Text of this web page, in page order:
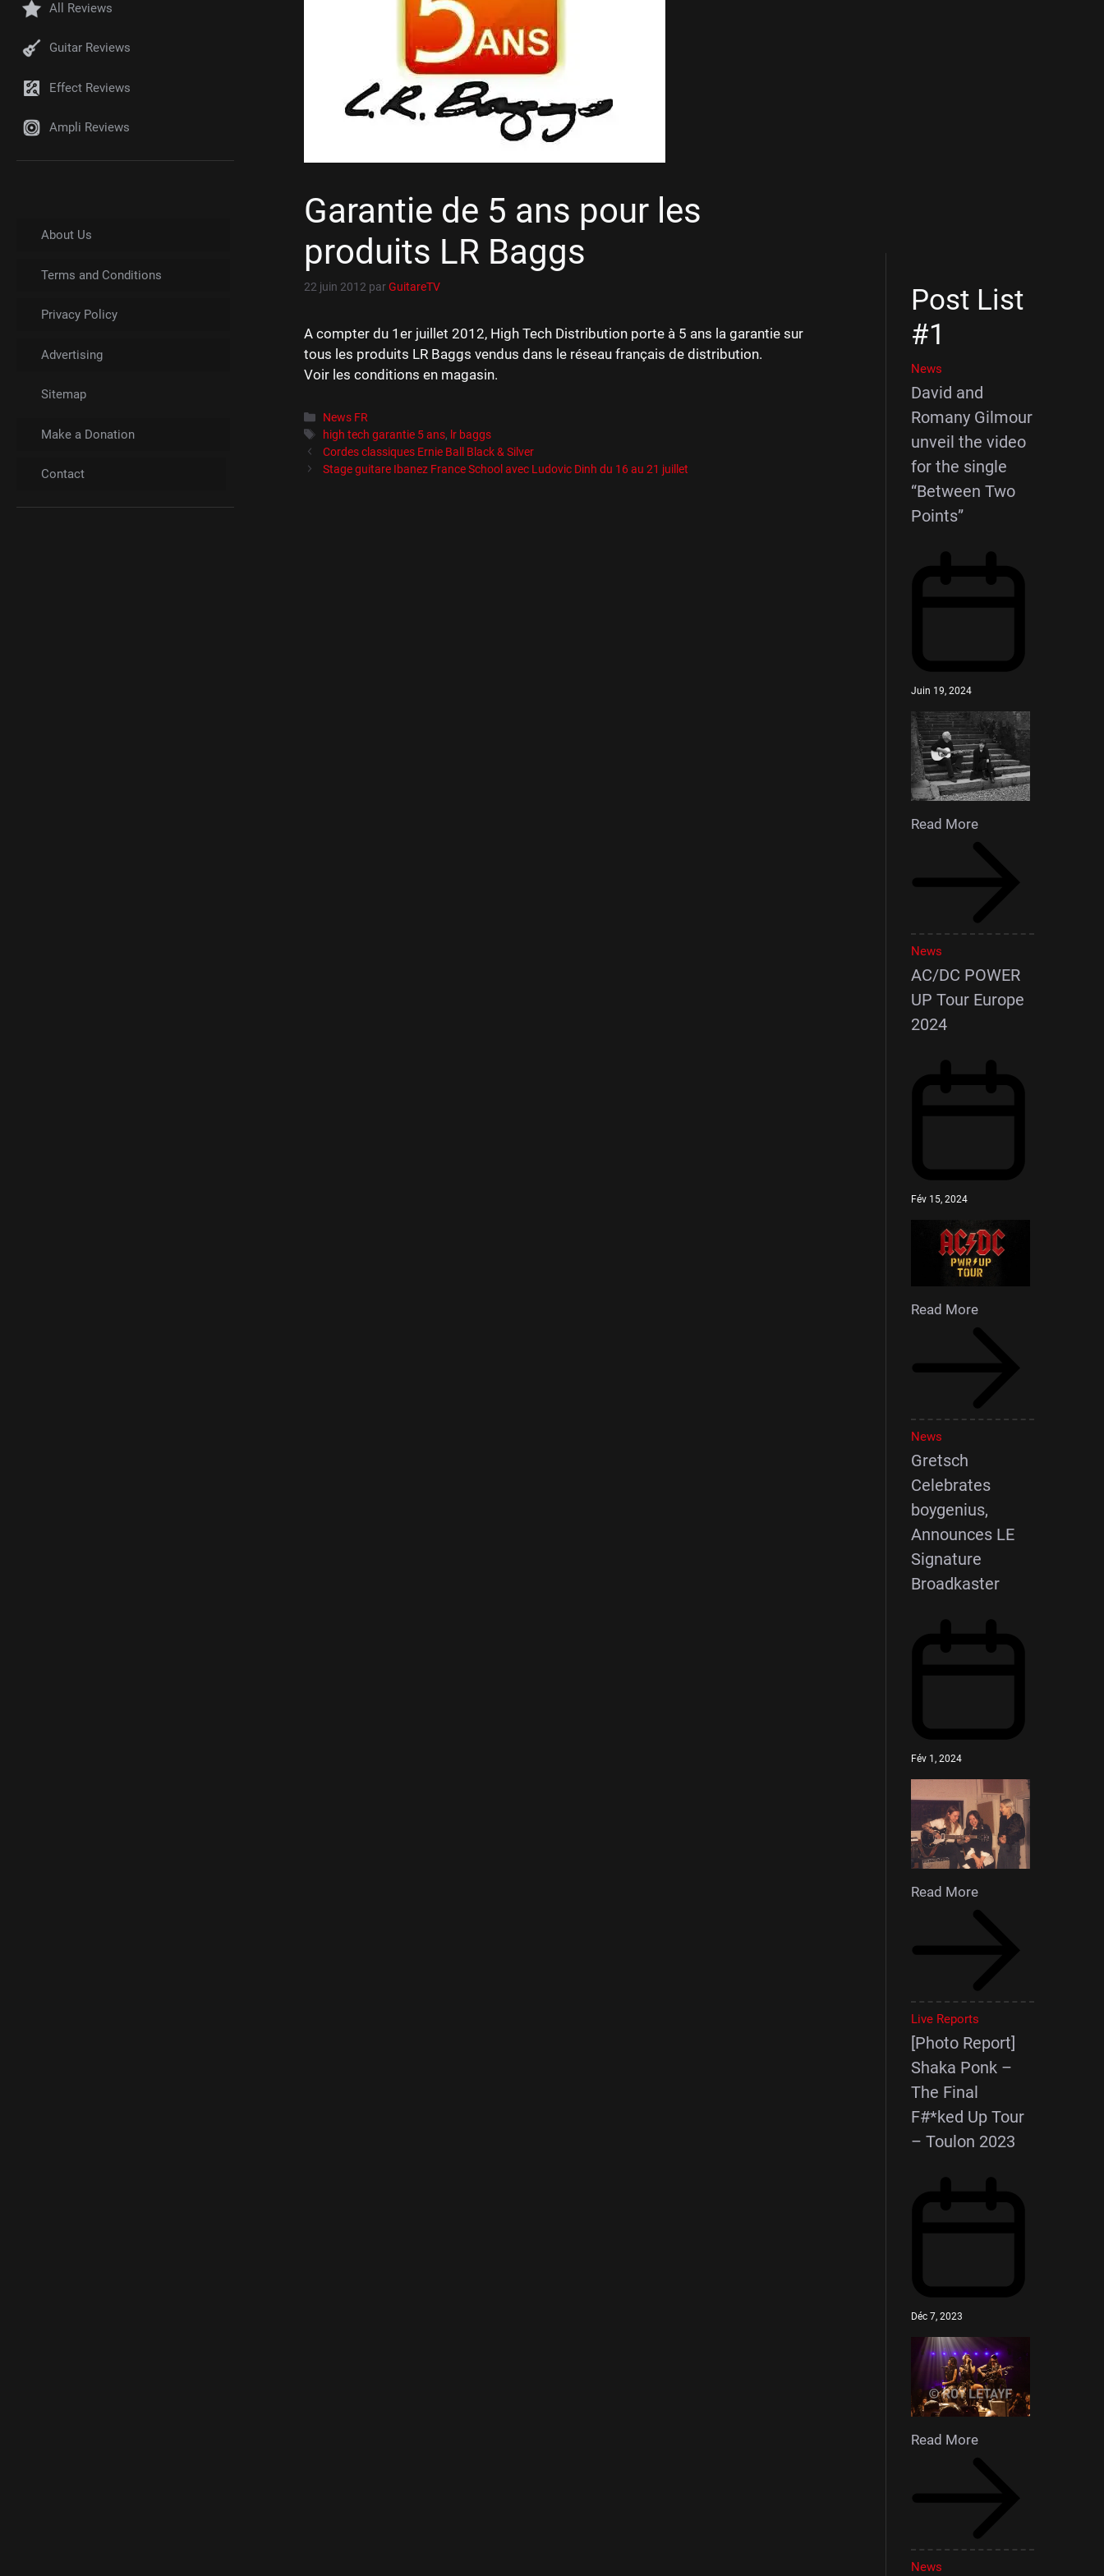
Garantie de 5 ans pour les
produits LR Baggs
22 juin 2012 parGuitareTV
A compter du 1er juillet 2012, High Tech Distribution porte à 5 ans la garantie sur
tous les produits LR Baggs vendus dans le réseau français de distribution.
Voir les conditions en magasin.
Catégories
News FR
Étiquettes
high tech garantie 5 ans, lr baggs
Cordes classiques Ernie Ball Black & Silver
Stage guitare Ibanez France School avec Ludovic Dinh du 16 au 21 juillet
All Reviews
Guitar Reviews
Effect Reviews
Ampli Reviews
About Us
Terms and Conditions
Privacy Policy
Advertising
Sitemap
Make a Donation
Contact
Post List
#1
News
David and
Romany Gilmour
unveil the video
for the single
“Between Two
Points”
Juin 19, 2024
Read More
News
AC/DC POWER
UP Tour Europe
2024
Fév 15, 2024
Read More
News
Gretsch
Celebrates
boygenius,
Announces LE
Signature
Broadkaster
Fév 1, 2024
Read More
Live Reports
[Photo Report]
Shaka Ponk –
The Final
F#*ked Up Tour
– Toulon 2023
Déc 7, 2023
Read More
News